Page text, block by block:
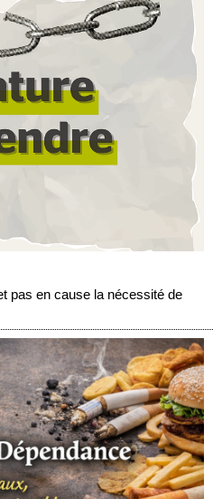
pas en cause la nécessité de